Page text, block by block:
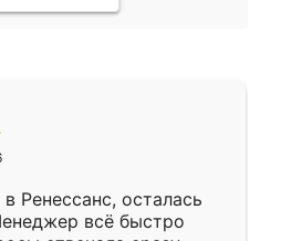
Ренессанс, осталась
всё быстро